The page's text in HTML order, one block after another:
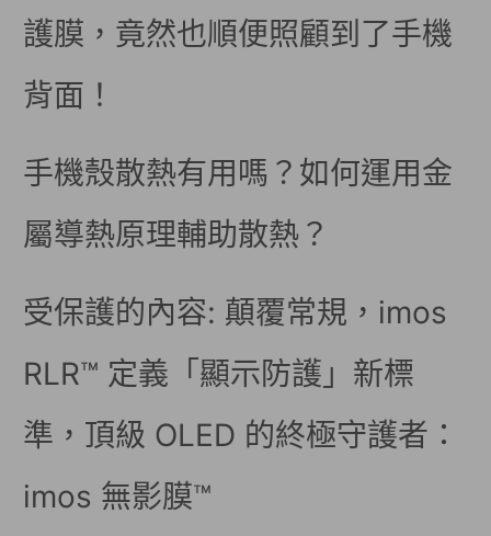
護膜，竟然也順便照顧到了手機
背面！
手機殼散熱有用嗎？如何運用金
屬導熱原理輔助散熱？
受保護的內容: 顛覆常規，imos
RLR™ 定義「顯示防護」新標
準，頂級 OLED 的終極守護者：
imos 無影膜™